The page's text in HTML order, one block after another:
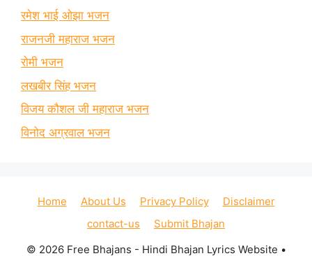
रमेश भाई ओझा भजन
राजनजी महाराज भजन
रोमी भजन
लखबीर सिंह भजन
विजय कौशल जी महाराज भजन
विनोद अग्रवाल भजन
Home About Us Privacy Policy
Disclaimer
contact-us
Submit Bhajan
© 2026 Free Bhajans - Hindi Bhajan Lyrics Website •